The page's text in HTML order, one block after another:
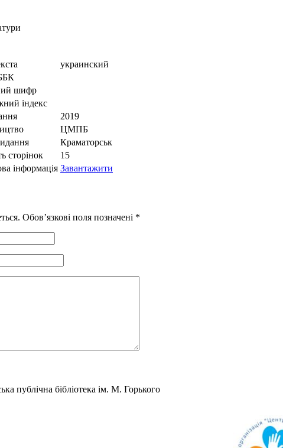
украинский
шифр
індекс
2019
ЦМПБ
Краматорськ
сторінок
15
інформація Завантажити
Обов’язкові поля позначені *
публічна бібліотека ім. М. Горького